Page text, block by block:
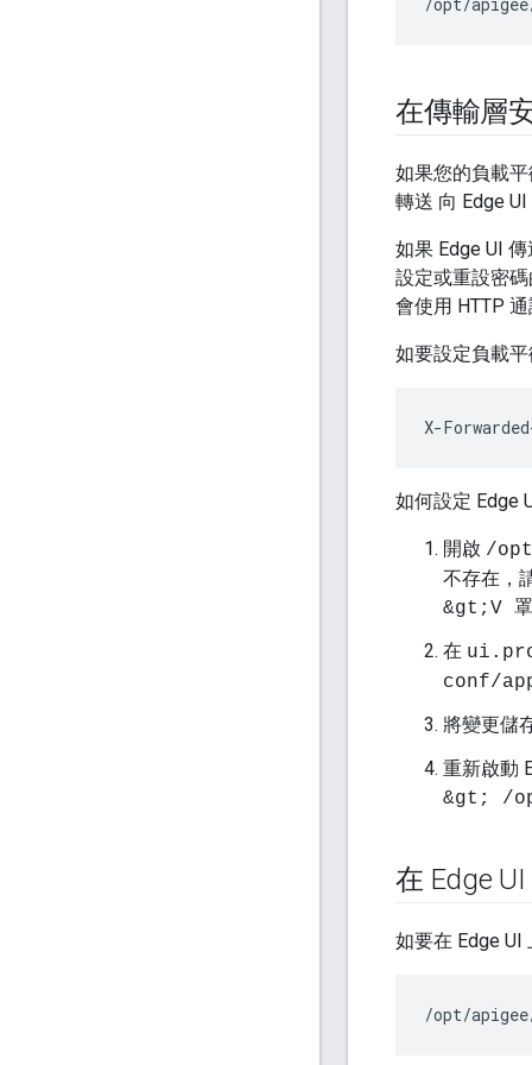
在傳輸層
如果您的負載
轉送 向 Edge
如果 Edge UI
設定或重設密
會使用 HTTP
如要設定負載
X-
如何設定 Edge
開啟 /
不存在，
&gt;V
在
conf/
將變更儲
重新啟動
&gt; /
在 Edge
如要在 Edge UI
/opt/